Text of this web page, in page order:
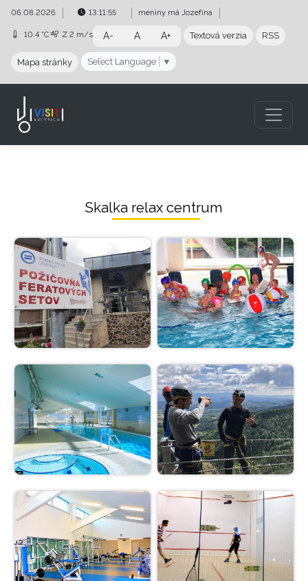
Preskočiť na obsah
Preskočiť na hlavné menu
06.08.2026 13:11:56 meniny má Jozefína
10.4 °C Z 2 m/s A- A A+ Textová verzia RSS
Mapa stránky Select Language ▼
Skalka relax centrum